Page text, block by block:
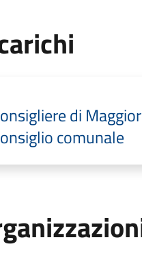
di
comunale